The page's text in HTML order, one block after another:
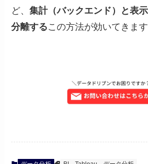
ど、集計（バックエンド）と表
分離するこの方法が効いてきます